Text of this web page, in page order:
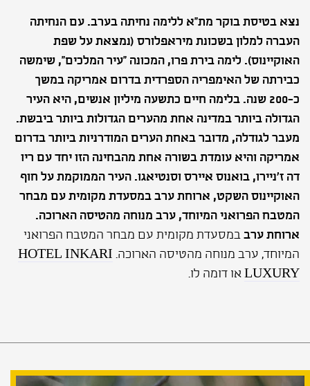
נצא בטיסת בוקר מת"א ללימה נחיתה בערב. עם הנחיתה
העברה למלון בשכונת מיראפלורס (נמצאת על שפת
האוקיינוס). לימה בירת פרו, המכונה "עיר המלכים", שימשה
כבירתה של האימפריה הספרדית בדרום אמריקה במשך
כ-200 שנה. בלימה חיים כתשעה מיליון אנשים, היא העיר
הגדולה ביותר במדינה אחת מהערים הגדולות ביותר ביבשת.
מעבר לגודלה, מדובר באחת הערים המודרניות ביותר בדרום
אמריקה והיא עומדת בשורה אחת מהבחינה הזו יחד עם ריו
דה ז׳ניירו, בואנוס איירס וסנטיאגו. העיר הממוקמת על חוף
האוקיינוס השקט, ארוחת ערב במסעדת מקומית עם מבחר
המטבח הפרואני המיוחד, ערב מנוחה מהטיסה הארוכה.
ארוחת ערב במסעדת מקומית עם מבחר המטבח הפרואני
המיוחד, ערב מנוחה מהטיסה הארוכה. HOTEL INKARI
LUXURY או דומה לו.